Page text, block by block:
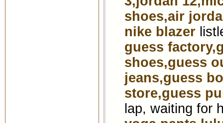
shoes,air
nike blazer
guess
shoes,guess
jeans,guess
store,guess
lap, waiting for